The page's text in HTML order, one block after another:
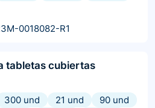
0018082-R1
tabletas cubiertas
300 und 21 und
90 und